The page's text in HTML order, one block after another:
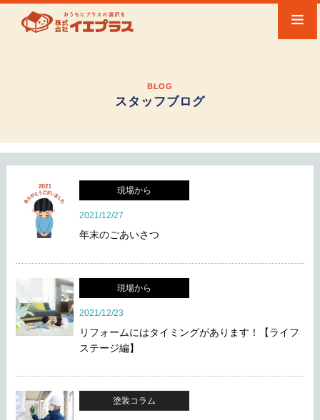
BLOG
スタッフブログ
現場から
2021/12/27
年末のごあいさつ
現場から
2021/12/23
リフォームにはタイミングがあります！【ライフ
ステージ編】
塗装コラム